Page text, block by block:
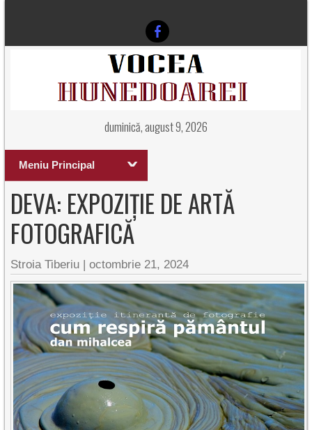
duminică, august 9, 2026
Meniu Principal
DEVA: EXPOZIȚIE DE ARTĂ
FOTOGRAFICĂ
Stroia Tiberiu |octombrie 21, 2024